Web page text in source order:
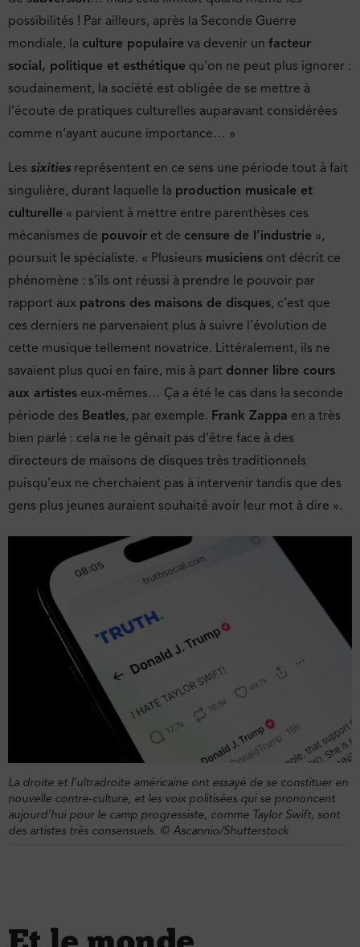
possibilités ! Par ailleurs, après la Seconde Guerre
mondiale, la culture populaire va devenir un facteur
social, politique et esthétique qu’on ne peut plus ignorer :
soudainement, la société est obligée de se mettre à
l’écoute de pratiques culturelles auparavant considérées
comme n’ayant aucune importance… »
Les sixities représentent en ce sens une période tout à fait
singulière, durant laquelle la production musicale et
culturelle « parvient à mettre entre parenthèses ces
mécanismes de pouvoir et de censure de l’industrie »,
poursuit le spécialiste. « Plusieurs musiciens ont décrit ce
phénomène : s’ils ont réussi à prendre le pouvoir par
rapport aux patrons des maisons de disques, c’est que
ces derniers ne parvenaient plus à suivre l’évolution de
cette musique tellement novatrice. Littéralement, ils ne
savaient plus quoi en faire, mis à part donner libre cours
aux artistes eux-mêmes… Ça a été le cas dans la seconde
période des Beatles, par exemple. Frank Zappa en a très
bien parlé : cela ne le gênait pas d’être face à des
directeurs de maisons de disques très traditionnels
puisqu’eux ne cherchaient pas à intervenir tandis que des
gens plus jeunes auraient souhaité avoir leur mot à dire ».
La droite et l’ultradroite américaine ont essayé de se constituer en
nouvelle contre-culture, et les voix politisées qui se prononcent
aujourd’hui pour le camp progressiste, comme Taylor Swift, sont
des artistes très consensuels. © Ascannio/Shutterstock